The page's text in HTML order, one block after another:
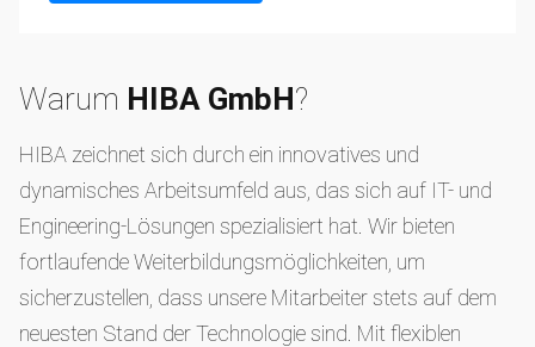
Warum HIBA GmbH?
HIBA zeichnet sich durch ein innovatives und
dynamisches Arbeitsumfeld aus, das sich auf IT- und
Engineering-Lösungen spezialisiert hat. Wir bieten
fortlaufende Weiterbildungsmöglichkeiten, um
sicherzustellen, dass unsere Mitarbeiter stets auf dem
neuesten Stand der Technologie sind. Mit flexiblen